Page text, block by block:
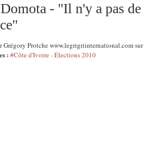
- "Il n'y a pas
Grégory Protche www.legrigriinternational.com
: #Côte d'Ivoire - Élections 2010